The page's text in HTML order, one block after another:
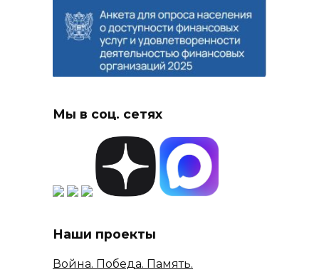
Мы в соц. сетях
Наши проекты
Война. Победа. Память.